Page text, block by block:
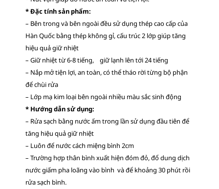
* Đặc tính sản phẩm:
– Bên trong và bên ngoài đều sử dụng thép cao cấp của
Hàn Quốc bằng thép không gỉ, cấu trúc 2 lớp giúp tăng
hiệu quả giữ nhiệt
– Giữ nhiệt từ 6-8 tiếng, giữ lạnh lên tới 24 tiếng
– Nắp mở tiện lợi, an toàn, có thể tháo rời từng bộ phận
để chùi rửa
– Lớp mạ kim loại bên ngoài nhiều màu sắc sinh động
* Hướng dẫn sử dụng:
– Rửa sạch bằng nước ấm trong lần sử dụng đầu tiên để
tăng hiệu quả giữ nhiệt
– Luôn để nước cách miệng bình 2cm
– Trường hợp thân bình xuất hiện đóm đỏ, đổ dung dịch
nước giấm pha loãng vào bình và để khoảng 30 phút rồi
rửa sạch bình.